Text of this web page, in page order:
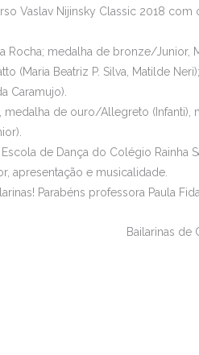
Vaslav Nijinsky Classic 2018
medalha de bronze/Junior,
(Maria Beatriz P. Silva, Matilde
Caramujo).
de ouro/Allegreto (Infanti),
de Dança do Colégio Rainha
apresentação e musicalidade.
Parabéns professora Paula
Bailarinas de